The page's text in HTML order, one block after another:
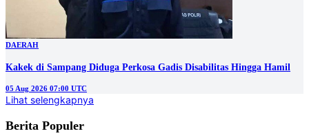
DAERAH
Kakek di Sampang Diduga Perkosa Gadis Disabilitas Hingga Hamil
05 Aug 2026 07:00 UTC
Lihat selengkapnya
Berita Populer